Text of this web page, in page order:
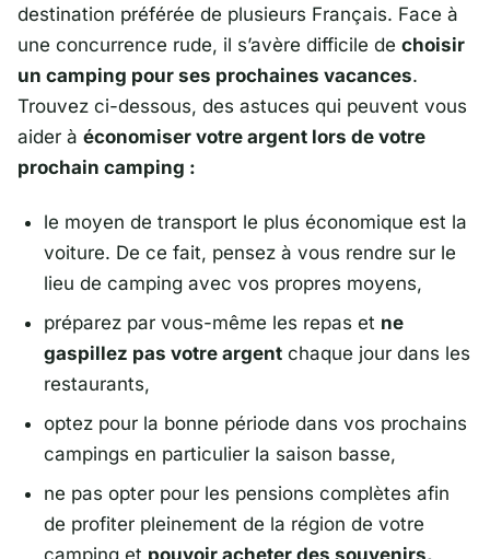
destination préférée de plusieurs Français. Face à
une concurrence rude, il s’avère difficile de choisir
un camping pour ses prochaines vacances.
Trouvez ci-dessous, des astuces qui peuvent vous
aider à économiser votre argent lors de votre
prochain camping :
le moyen de transport le plus économique est la
voiture. De ce fait, pensez à vous rendre sur le
lieu de camping avec vos propres moyens,
préparez par vous-même les repas et ne
gaspillez pas votre argent chaque jour dans les
restaurants,
optez pour la bonne période dans vos prochains
campings en particulier la saison basse,
ne pas opter pour les pensions complètes afin
de profiter pleinement de la région de votre
camping et pouvoir acheter des souvenirs,